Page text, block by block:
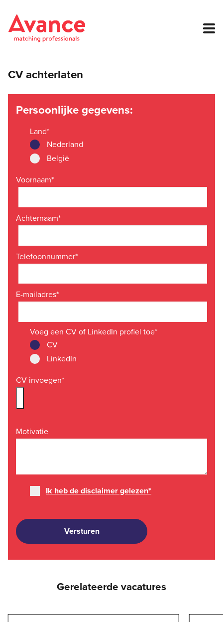
CV achterlaten
Persoonlijke gegevens:
Land*
Nederland
België
Voornaam*
Achternaam*
Telefoonnummer*
E-mailadres*
Voeg een CV of LinkedIn profiel toe*
CV
LinkedIn
CV invoegen*
Motivatie
Ik heb de disclaimer gelezen*
Gerelateerde vacatures